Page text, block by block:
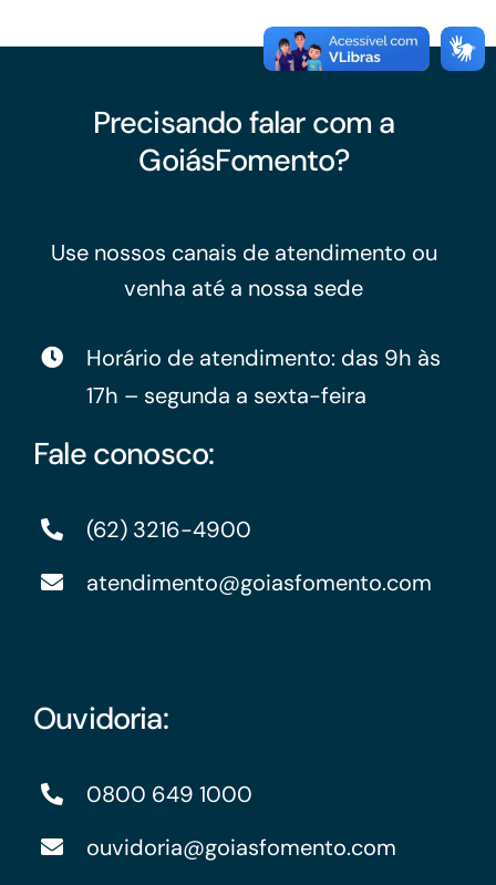
Precisando falar com a
GoiásFomento?
Use nossos canais de atendimento ou
venha até a nossa sede
Horário de atendimento: das 9h às
17h – segunda a sexta-feira
Fale conosco:
(62) 3216-4900
atendimento@goiasfomento.com
Ouvidoria:
0800 649 1000
ouvidoria@goiasfomento.com